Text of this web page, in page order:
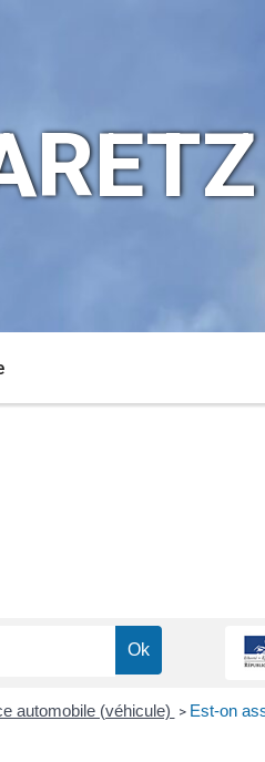
automobile (véhicule) > Est-on